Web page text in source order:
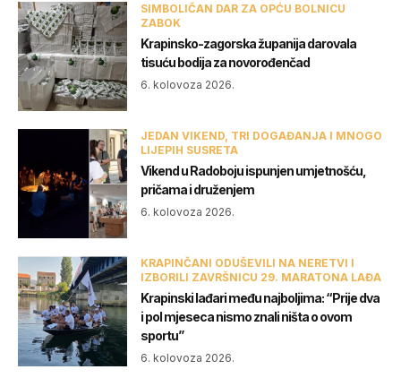
SIMBOLIČAN DAR ZA OPĆU BOLNICU
ZABOK
Krapinsko-zagorska županija darovala
tisuću bodija za novorođenčad
6. kolovoza 2026.
JEDAN VIKEND, TRI DOGAĐANJA I MNOGO
LIJEPIH SUSRETA
Vikend u Radoboju ispunjen umjetnošću,
pričama i druženjem
6. kolovoza 2026.
KRAPINČANI ODUŠEVILI NA NERETVI I
IZBORILI ZAVRŠNICU 29. MARATONA LAĐA
Krapinski lađari među najboljima: “Prije dva
i pol mjeseca nismo znali ništa o ovom
sportu”
6. kolovoza 2026.